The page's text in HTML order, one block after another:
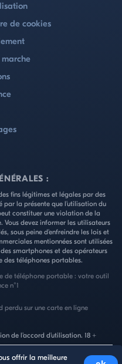
de cookies
:
fins légitimes et légales par des
par la présente que l'utilisation du
constituer une violation de la
devez informer les utilisateurs
sous peine d'enfreindre les lois et
mentionnées sont utilisées
smartphones et des opérateurs
des téléphones portables.
de téléphone portable : votre outil
n°1
perdu sur une carte en ligne
de l'accord d'utilisation. 18 +
offrir la meilleure